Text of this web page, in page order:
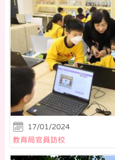
17/01/2024
教育局官員訪校